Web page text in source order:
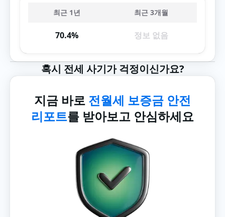
최근 1년 최근 3개월
70.4% 정보 없음
혹시 전세 사기가 걱정이신가요?
지금 바로 전월세 보증금 안전
리포트를 받아보고 안심하세요